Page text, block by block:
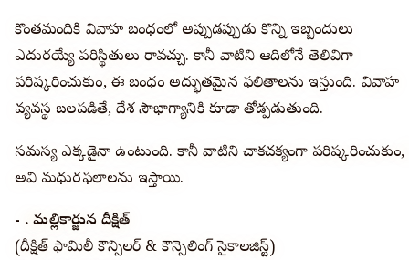
కొంతమందికి వివాహ బంధంలో అప్పుడప్పుడు కొన్ని ఇబ్బందులు
ఎదురయ్యే పరిస్థితులు రావచ్చు. కానీ వాటిని ఆదిలోనే తెలివిగా
పరిష్కరించుకుంటే, ఈ బంధం అద్భుతమైన ఫలితాలను ఇస్తుంది. వివాహ
వ్యవస్థ బలపడితే, దేశ సౌభాగ్యానికి కూడా తోడ్పడుతుంది.
సమస్య ఎక్కడైనా ఉంటుంది. కానీ వాటిని చాకచక్యంగా పరిష్కరించుకుంటే,
అవి మధురఫలాలను ఇస్తాయి.
- బి. మల్లికార్జున దీక్షిత్
(దీక్షిత్ ఫామిలీ కౌన్సిలర్ & కౌన్సెలింగ్ సైకాలజిస్ట్)